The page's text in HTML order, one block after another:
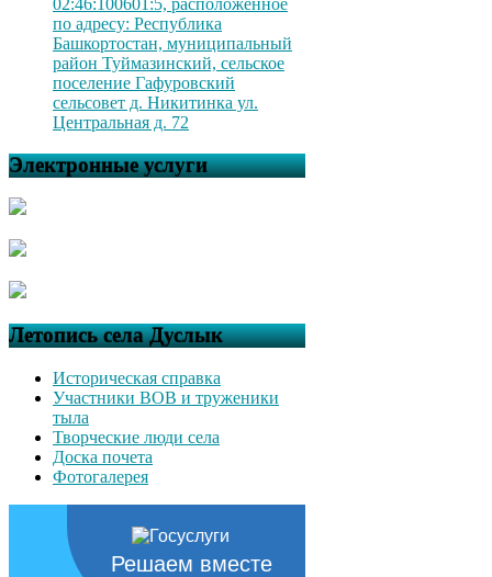
по адресу: Республика
Башкортостан, муниципальный
район Туймазинский, сельское
поселение Гафуровский
сельсовет д. Никитинка ул.
Центральная д. 72
Электронные услуги
Летопись села Дуслык
Историческая справка
Участники ВОВ и труженики
тыла
Творческие люди села
Доска почета
Фотогалерея
Решаем вместе